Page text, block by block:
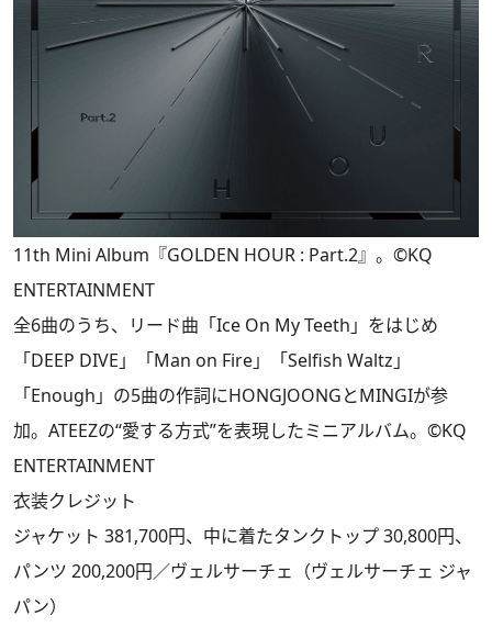
11th Mini Album『GOLDEN HOUR : Part.2』。©KQ
ENTERTAINMENT
全6曲のうち、リード曲「Ice On My Teeth」をはじめ
「DEEP DIVE」「Man on Fire」「Selfish Waltz」
「Enough」の5曲の作詞にHONGJOONGとMINGIが参
加。ATEEZの“愛する方式”を表現したミニアルバム。©KQ
ENTERTAINMENT
衣装クレジット
ジャケット 381,700円、中に着たタンクトップ 30,800円、
パンツ 200,200円／ヴェルサーチェ（ヴェルサーチェ ジャ
パン）